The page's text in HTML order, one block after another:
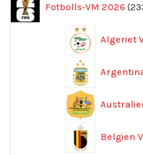
Fotbolls-VM 2026
Algeriet
Belgien